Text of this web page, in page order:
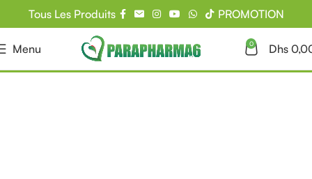
Tous Les Produits PROMOTION
Menu 0 Dhs